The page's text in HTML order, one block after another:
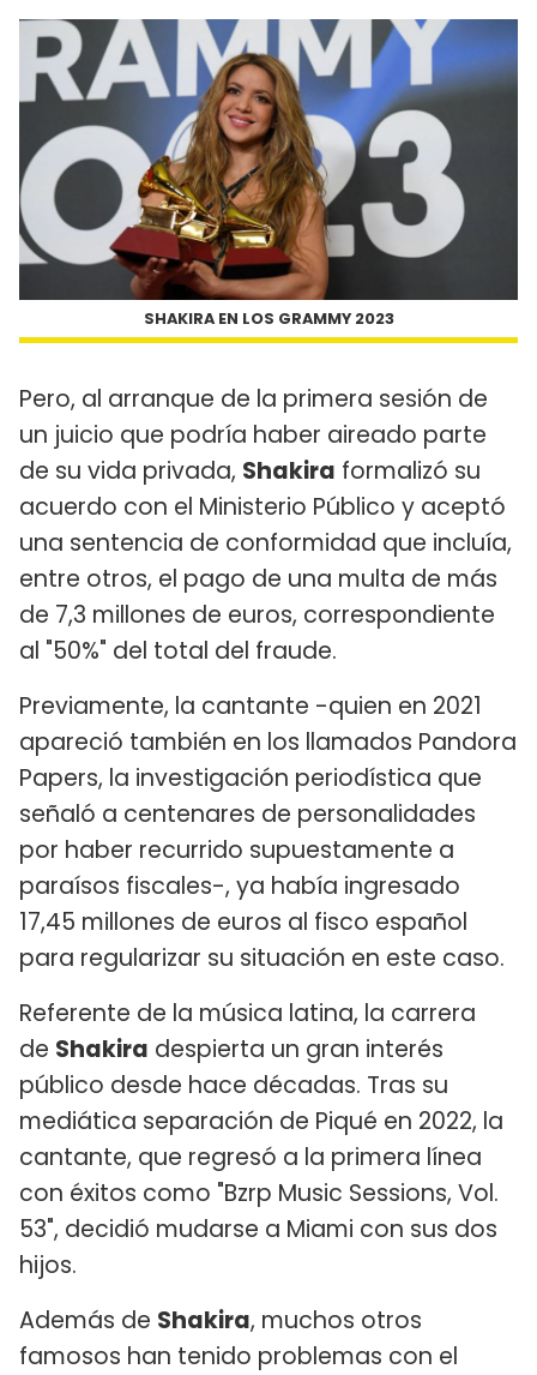
SHAKIRA EN LOS GRAMMY 2023
Pero, al arranque de la primera sesión de
un juicio que podría haber aireado parte
de su vida privada, Shakira formalizó su
acuerdo con el Ministerio Público y aceptó
una sentencia de conformidad que incluía,
entre otros, el pago de una multa de más
de 7,3 millones de euros, correspondiente
al "50%" del total del fraude.
Previamente, la cantante -quien en 2021
apareció también en los llamados Pandora
Papers, la investigación periodística que
señaló a centenares de personalidades
por haber recurrido supuestamente a
paraísos fiscales-, ya había ingresado
17,45 millones de euros al fisco español
para regularizar su situación en este caso.
Referente de la música latina, la carrera
de Shakira despierta un gran interés
público desde hace décadas. Tras su
mediática separación de Piqué en 2022, la
cantante, que regresó a la primera línea
con éxitos como "Bzrp Music Sessions, Vol.
53", decidió mudarse a Miami con sus dos
hijos.
Además de Shakira, muchos otros
famosos han tenido problemas con el